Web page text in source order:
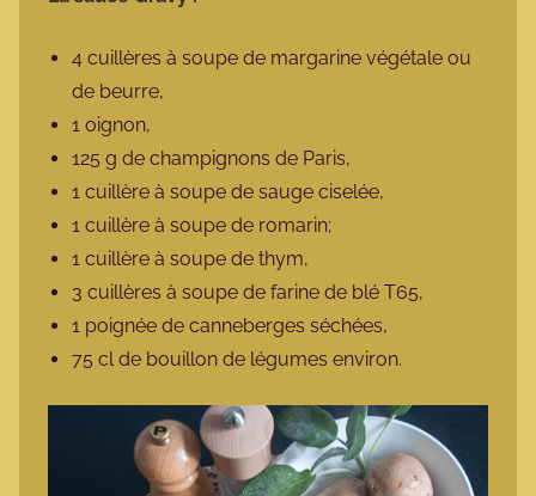
4 cuillères à soupe de margarine végétale ou
de beurre,
1 oignon,
125 g de champignons de Paris,
1 cuillère à soupe de sauge ciselée,
1 cuillère à soupe de romarin;
1 cuillère à soupe de thym,
3 cuillères à soupe de farine de blé T65,
1 poignée de canneberges séchées,
75 cl de bouillon de légumes environ.